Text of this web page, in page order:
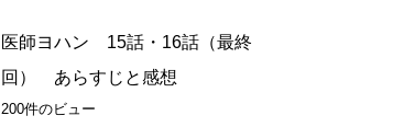
医師ヨハン 15話・16話（最終
回） あらすじと感想
200件のビュー